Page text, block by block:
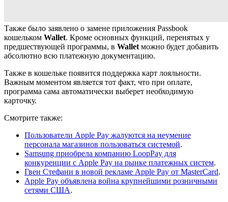
Также было заявлено о замене приложения Passbook
кошельком Wallet. Кроме основных функций, перенятых у
предшествующей программы, в Wallet можно будет добавить
абсолютно всю платежную документацию.
Также в кошельке появится поддержка карт лояльности.
Важным моментом является тот факт, что при оплате,
программа сама автоматически выберет необходимую
карточку.
Смотрите также:
Пользователи Apple Pay жалуются на неумение
персонала магазинов пользоваться системой.
Samsung приобрела компанию LoopPay для
конкуренции с Apple Pay на рынке платежных систем.
Гвен Стефани в новой рекламе Apple Pay от MasterCard.
Apple Pay объявлена война крупнейшими розничными
сетями США.